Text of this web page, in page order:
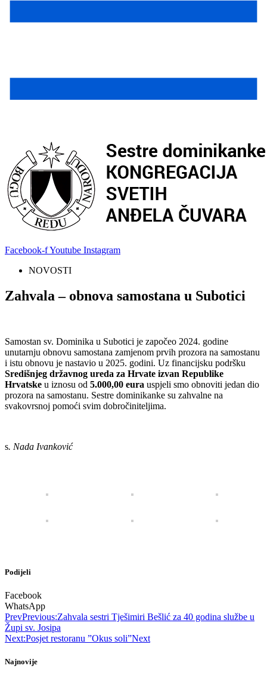
Facebook-fYoutube Instagram
NOVOSTI
Zahvala – obnova samostana u Subotici
Samostan sv. Dominika u Subotici je započeo 2024. godine
unutarnju obnovu samostana zamjenom prvih prozora na samostanu
i istu obnovu je nastavio u 2025. godini. Uz financijsku podršku
Središnjeg državnog ureda za Hrvate izvan Republike
Hrvatske u iznosu od 5.000,00 eura uspjeli smo obnoviti jedan dio
prozora na samostanu. Sestre dominikanke su zahvalne na
svakovrsnoj pomoći svim dobročiniteljima.
s. Nada Ivanković
Podijeli
Facebook
WhatsApp
PrevPrevious:Zahvala sestri Tješimiri Bešlić za 40 godina službe u
Župi sv. Josipa
Next:Posjet restoranu ”Okus soli”Next
Najnovije